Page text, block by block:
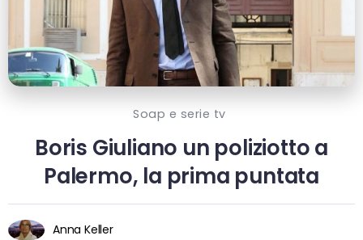
Soap e serie tv
Boris Giuliano un poliziotto a
Palermo, la prima puntata
Anna Keller